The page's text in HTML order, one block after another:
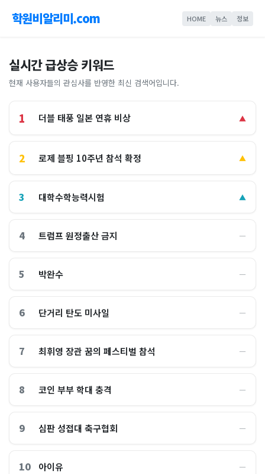
학원비알리미.com HOME 뉴스 정보
실시간 급상승 키워드
현재 사용자들의 관심사를 반영한 최신 검색어입니다.
1 더블 태풍 일본 연휴 비상 ▲
2 로제 블핑 10주년 참석 확정 ▲
3 대학수학능력시험 ▲
4 트럼프 원정출산 금지 ―
5 박완수 ―
6 단거리 탄도 미사일 ―
7 최휘영 장관 꿈의 페스티벌 참석 ―
8 코인 부부 학대 충격 ―
9 심판 성접대 축구협회 ―
10 아이유 ―